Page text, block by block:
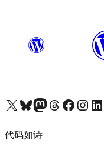
关注我们的 X（原 Twitter）账号访问我们的 Bluesky 账号关注我们的 Mastodon 账号访问我们的 Threads 账号 访问我们的 Facebook 公共主页关注我们的 Instagram 账号 关注我们的 LinkedIn 主页
代码如诗